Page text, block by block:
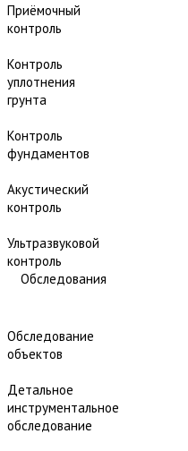
Приёмочный
контроль
Контроль
уплотнения
грунта
Контроль
фундаментов
Акустический
контроль
Ультразвуковой
контроль
Обследования
Обследование
объектов
Детальное
инструментальное
обследование